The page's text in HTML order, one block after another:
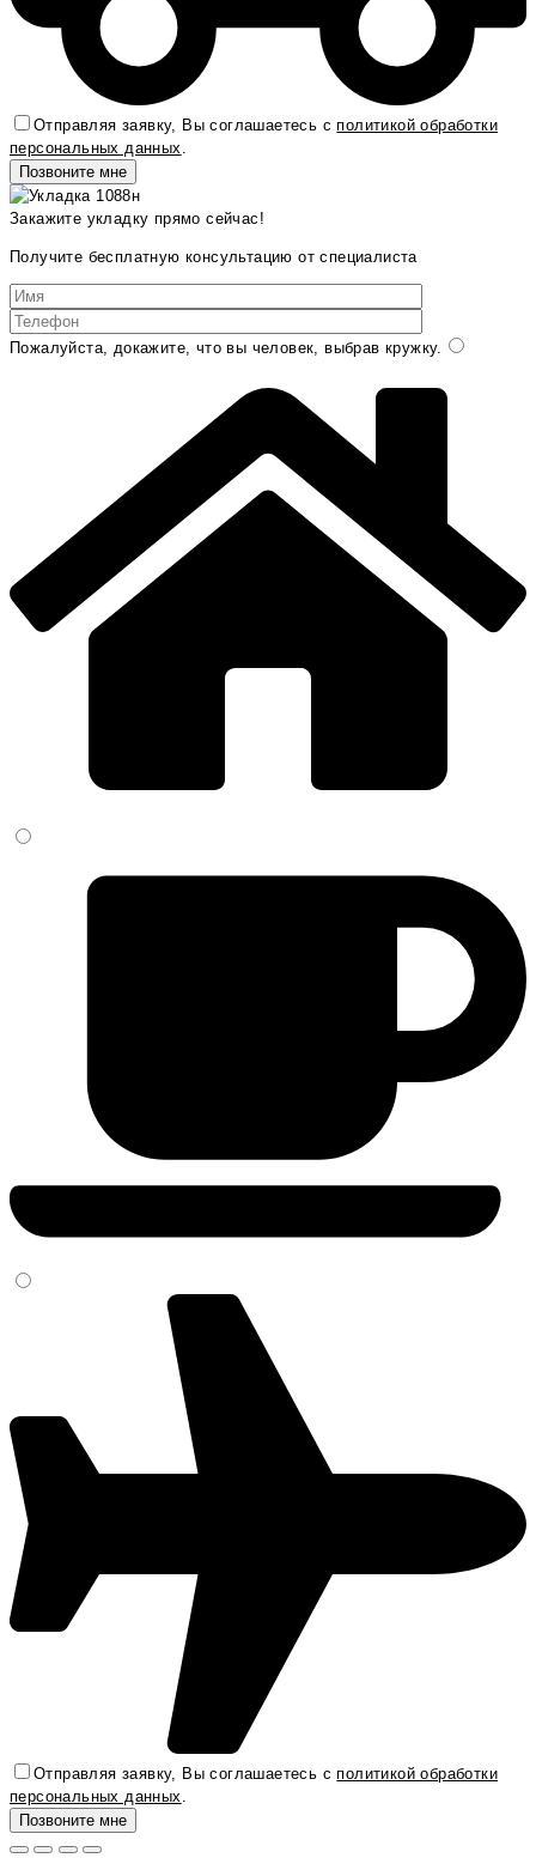
Отправляя заявку, Вы соглашаетесь сполитикой обработки
персональных данных
Закажите укладку прямо сейчас!
Получите бесплатную консультацию от специалиста
Пожалуйста, докажите, что вы человек, выбрав кружку.
Отправляя заявку, Вы соглашаетесь сполитикой обработки
персональных данных.